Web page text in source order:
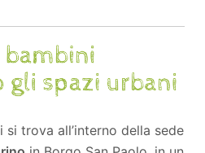
trova all’interno della sede